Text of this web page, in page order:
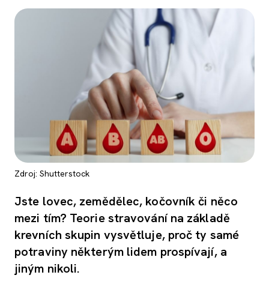
SEX A VZTAHY
PORADNA
Zdroj: Shutterstock
Jste lovec, zemědělec, kočovník či něco
mezi tím? Teorie stravování na základě
krevních skupin vysvětluje, proč ty samé
potraviny některým lidem prospívají, a
jiným nikoli.